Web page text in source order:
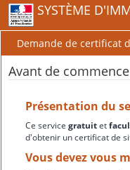
SYSTÈME
Demande de certificat
Avant de
Présentation du
Ce service gratuitet
d'obtenir un certificat de
Vous devez vous